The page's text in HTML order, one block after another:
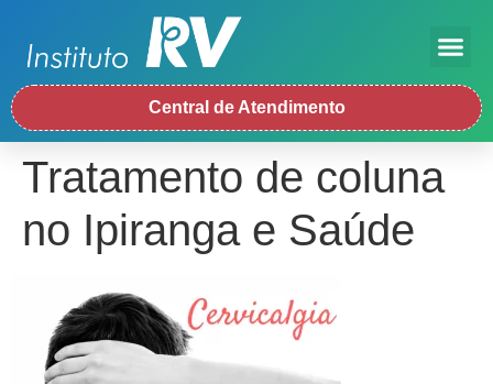
Central de Atendimento
Tratamento de coluna
no Ipiranga e Saúde